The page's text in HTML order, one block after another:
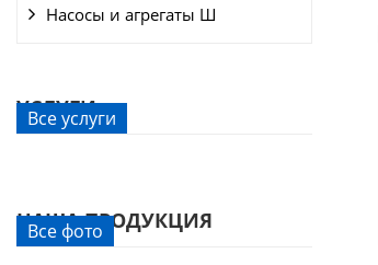
Насосы и агрегаты Ш
УСЛУГИ
Все услуги
НАША ПРОДУКЦИЯ
Все фото